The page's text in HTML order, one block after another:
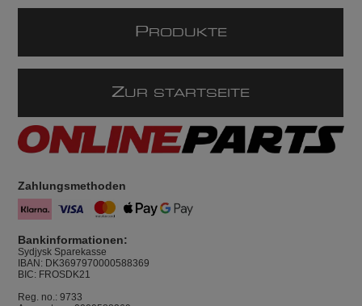
P RODUKTE
ZUR STARTSEITE
Zahlungsmethoden
Bankinformationen:
Sydjysk Sparekasse
IBAN: DK3697970000588369
BIC: FROSDK21
Reg. no.: 9733